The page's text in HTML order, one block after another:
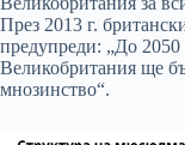
През 2013 г.
предупреди: „До 2050
Великобритания ще
мнозинство“.